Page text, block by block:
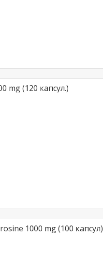
mg (120 капсул.)
1000 mg (100 капсул)